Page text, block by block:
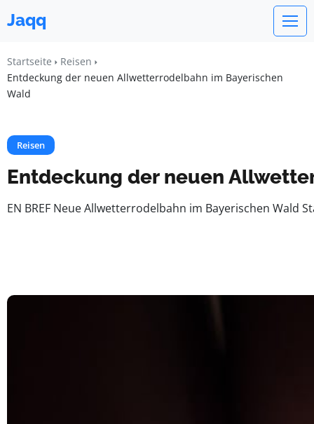
Jaqq
Startseite
Reisen
Entdeckung der neuen Allwetterrodelbahn im Bayerischen
Wald
Reisen
Entdeckung der neuen
EN BREF Neue Allwetterrodelbahn im Bayerischen Wald